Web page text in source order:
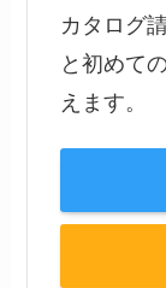
カタログ
と初めて
えます。